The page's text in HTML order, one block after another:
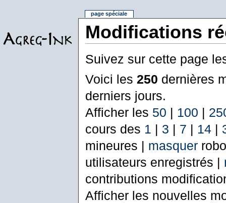
Modifications
Suivez sur cette page
Voici les 250 dernières
derniers jours.
Afficher les 50 | 100 |
cours des 1 | 3 | 7 | 14|
mineures | masquer
utilisateurs enregistrés |
contributions
Afficher les nouvelles
page spéciale